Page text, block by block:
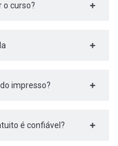
o curso?
impresso?
é confiável?